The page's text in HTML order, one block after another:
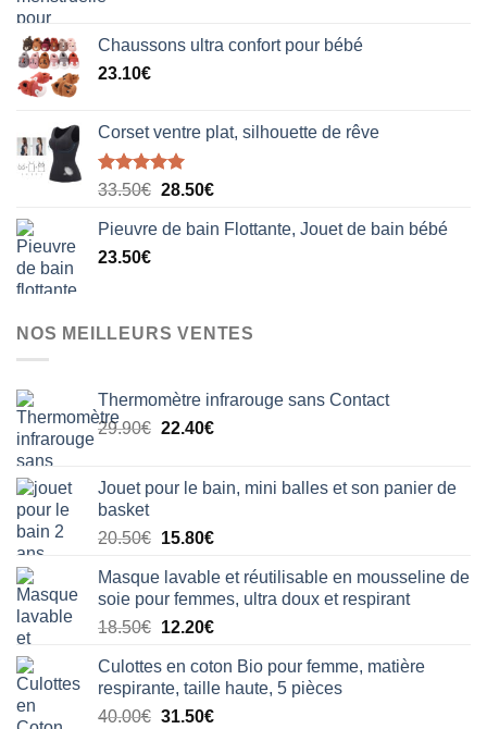
était :
est :
Chaussons ultra confort pour bébé
23.10€
Corset ventre plat, silhouette de rêve
Note5.00
33.50€ Le
initial
28.50€Le
actuel
Pieuvre de bain Flottante, Jouet de bain bébé
23.50€
NOS MEILLEURS VENTES
Thermomètre infrarouge sans Contact
29.90€ Le
était :
22.40€Le
est :
Jouet pour le bain, mini balles et son panier de
basket
20.50€ Le
initial
était :
20.50€.
15.80€Le
actuel
est :
15.80€.
Masque lavable et réutilisable en mousseline de
soie pour femmes, ultra doux et respirant
18.50€ Le
initial
était :
18.50€.
12.20€Le
actuel
est :
12.20€.
Culottes en coton Bio pour femme, matière
respirante, taille haute, 5 pièces
40.00€ Le
31.50€Le